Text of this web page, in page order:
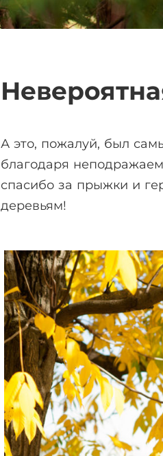
А это, пожалуй, был
благодаря
спасибо за прыжки и
деревьям!